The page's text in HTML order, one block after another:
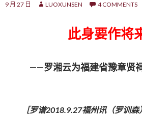
9 月 27 日
LUOXUNSEN 4 COMMENTS
此身要作将
——罗湘云为福建省豫章贤
［罗谱2018.9.27福州讯（罗训森